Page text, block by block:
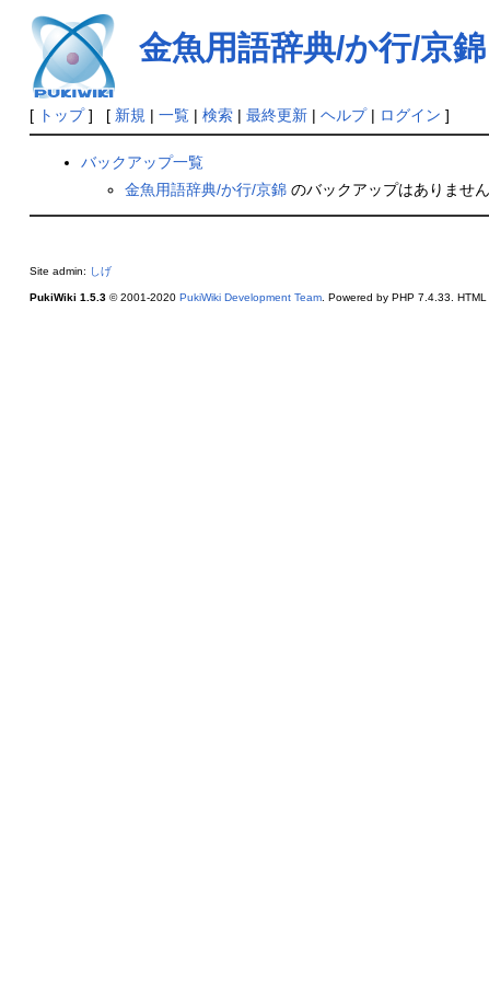
金魚用語辞典/か行/京錦
[ トップ] [ 新規 | 一覧| 検索| 最終更新| ヘルプ| ログイン ]
バックアップ一覧
金魚用語辞典/か行/京錦 のバックアップはありません
Site admin: しげ
PukiWiki 1.5.3© 2001-2020 PukiWiki Development Team. Powered by PHP 7.4.33.